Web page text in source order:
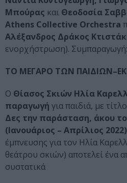
Μπούρας και Θεοδοσία
Athens Collective Orchestra
Αλέξανδρος Δράκος
ενορχήστρωση).
TO MEΓΑΡΟ ΤΩΝ
O Θίασος Σκιών Ηλία
παραγωγή για παιδιά, με τίτλο
Δες την παράσταση, άκου
(Ιανουάριος – Απρίλιος
έμπνευσης για τον Ηλία
θεάτρου σκιών) αποτελεί ένα
συστατικά